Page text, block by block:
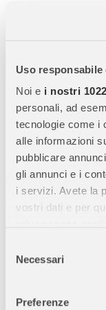
Uso responsabile
Noi e i nostri
personali, ad
tecnologie come i
alle informazioni
pubblicare
gli annunci e i
i servizi. Avete la
vostri dati e per
modificare o
momento dalla
delNecessari
Preferenze
Realistica in
Scopri laSchleich
realistica di zebra
e appassionati di
educativo,
dettagli accurati e
progettata per
con precisione, dal